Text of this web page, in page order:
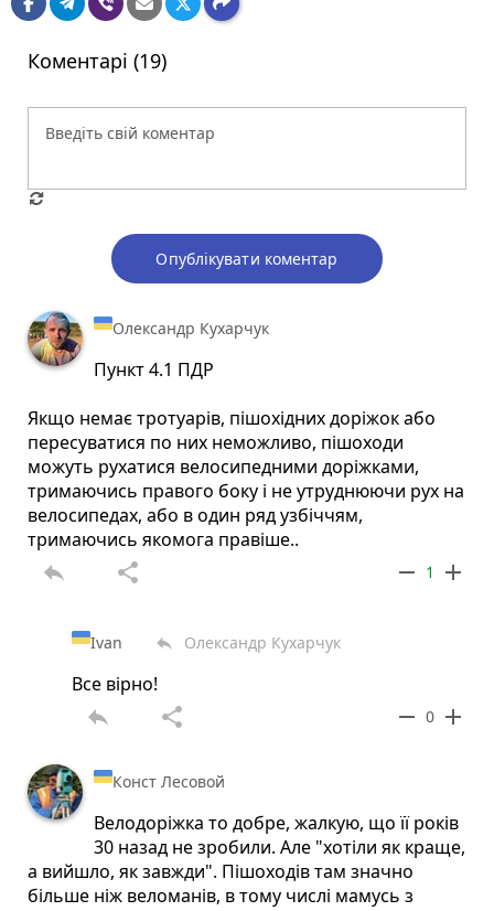
Коментарі (19)
Опублікувати коментар
Олександр Кухарчук
Пункт 4.1 ПДР
Якщо немає тротуарів, пішохідних доріжок або
пересуватися по них неможливо, пішоходи
можуть рухатися велосипедними доріжками,
тримаючись правого боку і не утруднюючи рух на
велосипедах, або в один ряд узбіччям,
тримаючись якомога правіше..
reply share remove 1 add
Ivan reply Олександр Кухарчук
Все вірно!
reply share remove 0 add
Конст Лесовой
Велодоріжка то добре, жалкую, що її років
30 назад не зробили. Але "хотіли як краще,
а вийшло, як завжди". Пішоходів там значно
більше ніж веломанів, в тому числі мамусь з